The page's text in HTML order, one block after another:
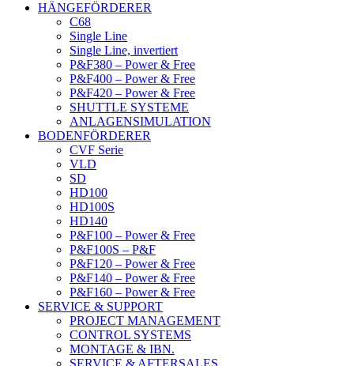
HÄNGEFÖRDERER
C68
Single Line
Single Line, invertiert
P&F380 – Power & Free
P&F400 – Power & Free
P&F420 – Power & Free
SHUTTLE SYSTEME
ANLAGENSIMULATION
BODENFÖRDERER
CVF Serie
VLD
SD
HD100
HD100S
HD140
P&F100 – Power & Free
P&F100S – P&F
P&F120 – Power & Free
P&F140 – Power & Free
P&F160 – Power & Free
SERVICE & SUPPORT
PROJECT MANAGEMENT
CONTROL SYSTEMS
MONTAGE & IBN.
SERVICE & AFTERSALES